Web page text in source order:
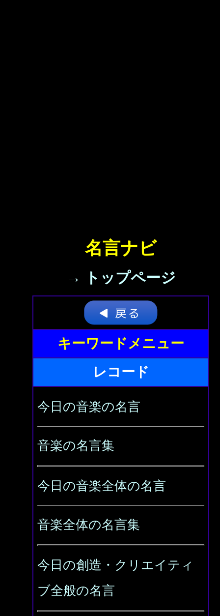
名言ナビ
→ トップページ
キーワードメニュー
レコード
今日の音楽の名言
音楽の名言集
今日の音楽全体の名言
音楽全体の名言集
今日の創造・クリエイティ
ブ全般の名言